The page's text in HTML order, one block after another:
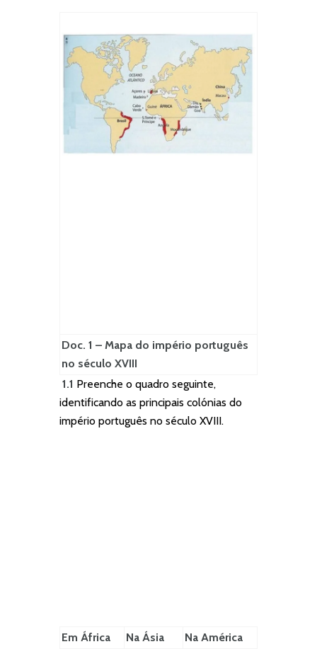
Doc. 1 – Mapa do império português
no século XVIII
1.1 Preenche o quadro seguinte,
identificando as principais colónias do
império português no século XVIII.
Em África Na Ásia Na América